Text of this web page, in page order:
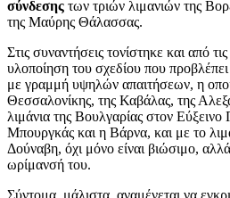
σύνδεσης των τριών λιμανιών της
της Μαύρης Θάλασσας.
Στις συναντήσεις τονίστηκε και από
υλοποίηση του σχεδίου που
με γραμμή υψηλών απαιτήσεων, η
Θεσσαλονίκης, της Καβάλας, της
λιμάνια της Βουλγαρίας στον Εύξεινο
Μπουργκάς και η Βάρνα, και με το
Δούναβη, όχι μόνο είναι βιώσιμο,
ωρίμανσή του.
Σύντομα, μάλιστα, αναμένεται να